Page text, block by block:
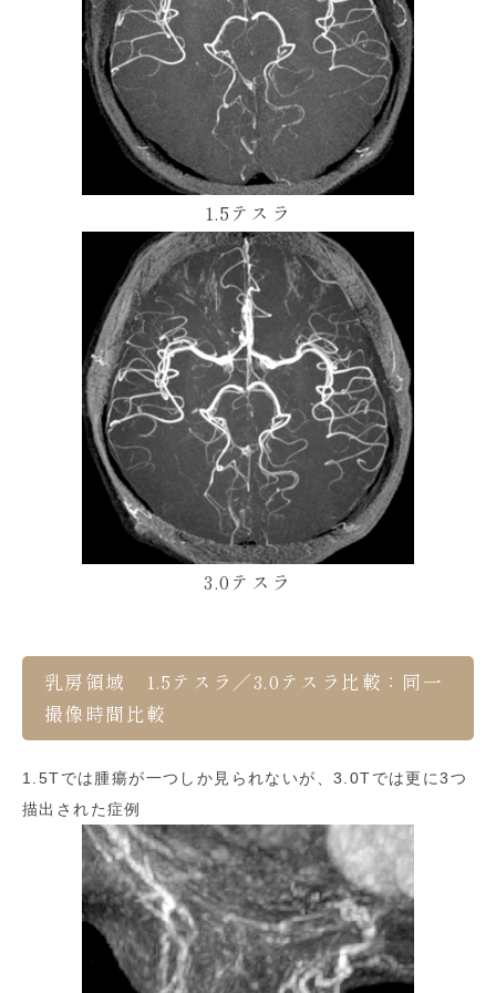
1.5テスラ
3.0テスラ
乳房領域 1.5テスラ／3.0テスラ比較：同一
撮像時間比較
1.5Tでは腫瘍が一つしか見られないが、3.0Tでは更に3つ
描出された症例